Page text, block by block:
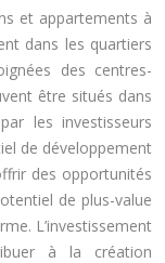
et appartements à
dans les quartiers
des centres-
être situés dans
les investisseurs
de développement
des opportunités
de plus-value
L’investissement
à la création